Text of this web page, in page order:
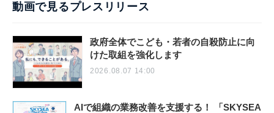
動画で見るプレスリリース
政府全体でこども・若者の自殺防止に向
けた取組を強化します
2026.08.07 14:00
AIで組織の業務改善を支援する！ 「SKYSEA